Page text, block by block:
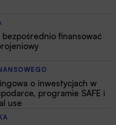
bezpośrednio finansować
o inwestycjach w
programie SAFE i
use